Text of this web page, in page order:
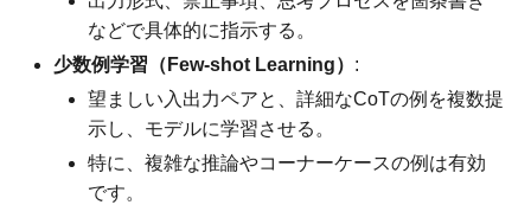
などで具体的に指示する。
少数例学習（Few-shot Learning） :
望ましい入出力ペアと、詳細なCoTの例を複数提
示し、モデルに学習させる。
特に、複雑な推論やコーナーケースの例は有効
です。